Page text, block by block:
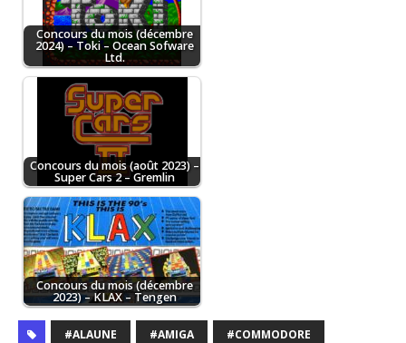
Concours du mois (décembre
2024) – Toki – Ocean Sofware
Ltd.
Concours du mois (août 2023) –
Super Cars 2 – Gremlin
Concours du mois (décembre
2023) – KLAX – Tengen
#ALAUNE #AMIGA #COMMODORE